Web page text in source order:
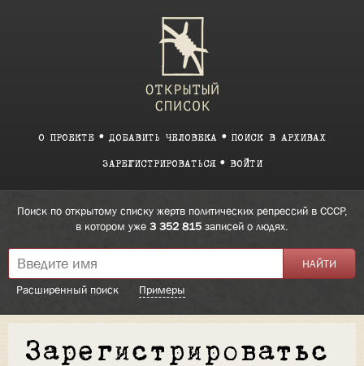
О ПРОЕКТЕ ДОБАВИТЬ ЧЕЛОВЕКА ПОИСК В АРХИВАХ
ЗАРЕГИСТРИРОВАТЬСЯ ВОЙТИ
Поиск по открытому списку жертв политических репрессий в СССР,
в котором уже 3 352 815 записей о людях.
Расширенный поиск Примеры
Зарегистрироватьс